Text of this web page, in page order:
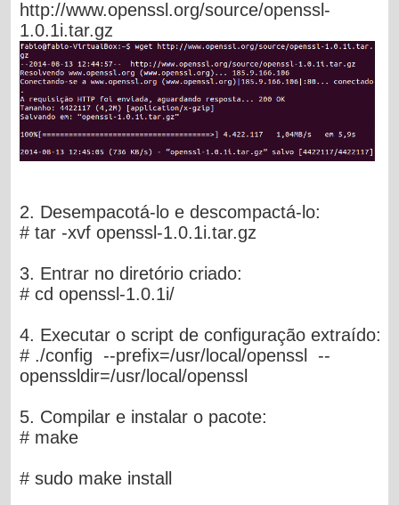
http://www.openssl.org/source/openssl-
1.0.1i.tar.gz
2. Desempacotá-lo e descompactá-lo:
# tar -xvf openssl-1.0.1i.tar.gz
3. Entrar no diretório criado:
# cd openssl-1.0.1i/
4. Executar o script de configuração extraído:
# ./config --prefix=/usr/local/openssl --
openssldir=/usr/local/openssl
5. Compilar e instalar o pacote:
# make
# sudo make install